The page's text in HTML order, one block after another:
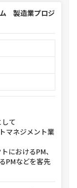
ム 製造業プロジ
て
マネジメント業
におけるPM、
PMなどを客先